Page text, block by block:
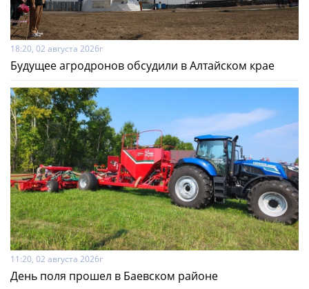
18:20, 02 августа 2026г
Будущее агродронов обсудили в Алтайском крае
11:20, 02 августа 2026г
День поля прошел в Баевском районе